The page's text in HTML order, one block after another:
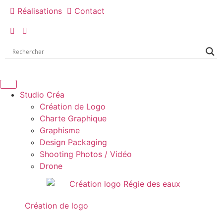
Réalisations Contact
Studio Créa
Création de Logo
Charte Graphique
Graphisme
Design Packaging
Shooting Photos / Vidéo
Drone
Création de logo